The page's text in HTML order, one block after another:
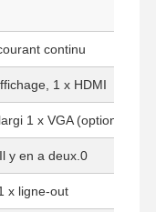
continu
1 x HDMI
1 x VGA (optionnel)
y en a deux.0
x ligne-out